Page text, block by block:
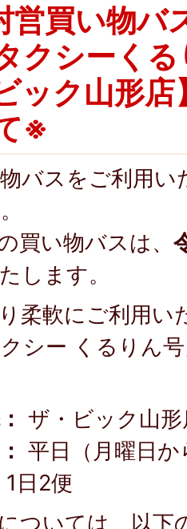
営買い物バ
クシーく
ック山形
※
バスをご利用
買い物バスは、
します。
柔軟にご利用い
シー くるりん
ザ・ビック山形
平日（月曜日
1日2便
ついては、以下